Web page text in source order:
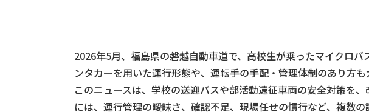
2026年5月、福島県の磐越自動車道で、高校生が乗ったマイクロ
ンタカーを用いた運行形態や、運転手の手配・管理体制のあり方も
このニュースは、学校の送迎バスや部活動遠征車両の安全対策を
には、運行管理の曖昧さ、確認不足、現場任せの慣行など、複数